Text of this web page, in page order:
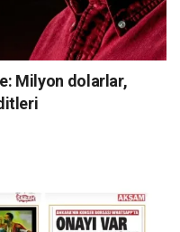
Milyon dolarlar,